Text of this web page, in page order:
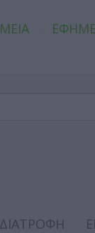
ΔΙΑΤΡΟΦΗ